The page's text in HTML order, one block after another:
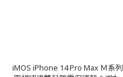
iMOS iPhone 14 Pro Max Ｍ系列